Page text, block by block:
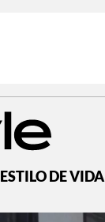
ESTILO DE VIDA